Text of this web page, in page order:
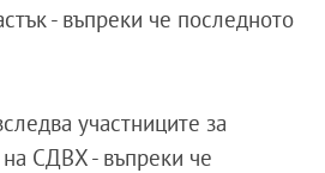
- въпреки че последното
участниците за
СДВХ - въпреки че